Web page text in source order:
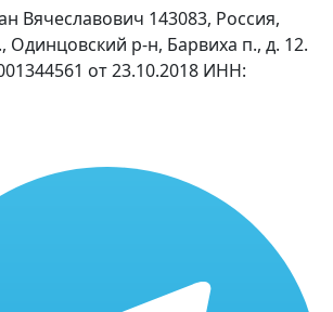
Вячеславович 143083, Россия,
Одинцовский р-н, Барвиха п., д. 12.
от 23.10.2018 ИНН: